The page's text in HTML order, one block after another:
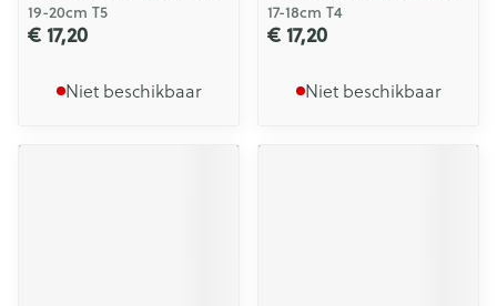
19-20cm T5
€ 17,20
Niet beschikbaar
17-18cm T4
€ 17,20
Niet beschikbaar